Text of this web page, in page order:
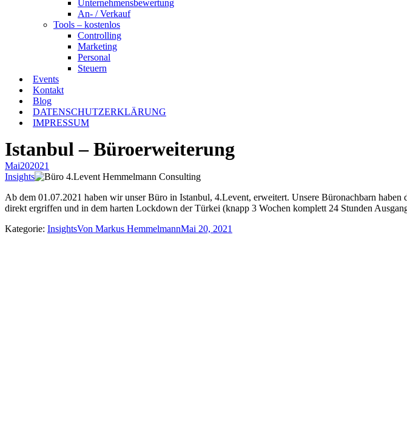
Unternehmensbewertung
An- / Verkauf
Tools – kostenlos
Controlling
Marketing
Personal
Steuern
Events
Kontakt
Blog
DATENSCHUTZERKLÄRUNG
IMPRESSUM
Istanbul – Büroerweiterung
Mai202021
Insights
Ab dem 01.07.2021 haben wir unser Büro in Istanbul, 4.Levent, erweitert. Unsere Büronachbarn
direkt ergriffen und in dem harten Lockdown der Türkei (knapp 3 Wochen komplett 24 Stunden
Kategorie: InsightsVon Markus HemmelmannMai 20, 2021